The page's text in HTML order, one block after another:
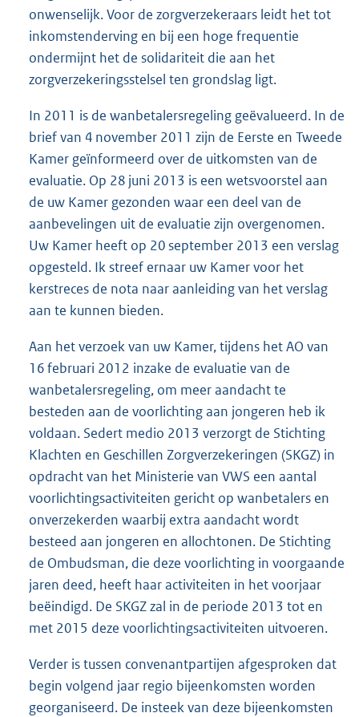
onwenselijk. Voor de zorgverzekeraars leidt het tot
inkomstenderving en bij een hoge frequentie
ondermijnt het de solidariteit die aan het
zorgverzekeringsstelsel ten grondslag ligt.
In 2011 is de wanbetalersregeling geëvalueerd. In de
brief van 4 november 2011 zijn de Eerste en Tweede
Kamer geïnformeerd over de uitkomsten van de
evaluatie. Op 28 juni 2013 is een wetsvoorstel aan
de uw Kamer gezonden waar een deel van de
aanbevelingen uit de evaluatie zijn overgenomen.
Uw Kamer heeft op 20 september 2013 een verslag
opgesteld. Ik streef ernaar uw Kamer voor het
kerstreces de nota naar aanleiding van het verslag
aan te kunnen bieden.
Aan het verzoek van uw Kamer, tijdens het AO van
16 februari 2012 inzake de evaluatie van de
wanbetalersregeling, om meer aandacht te
besteden aan de voorlichting aan jongeren heb ik
voldaan. Sedert medio 2013 verzorgt de Stichting
Klachten en Geschillen Zorgverzekeringen (SKGZ) in
opdracht van het Ministerie van VWS een aantal
voorlichtingsactiviteiten gericht op wanbetalers en
onverzekerden waarbij extra aandacht wordt
besteed aan jongeren en allochtonen. De Stichting
de Ombudsman, die deze voorlichting in voorgaande
jaren deed, heeft haar activiteiten in het voorjaar
beëindigd. De SKGZ zal in de periode 2013 tot en
met 2015 deze voorlichtingsactiviteiten uitvoeren.
Verder is tussen convenantpartijen afgesproken dat
begin volgend jaar regio bijeenkomsten worden
georganiseerd. De insteek van deze bijeenkomsten